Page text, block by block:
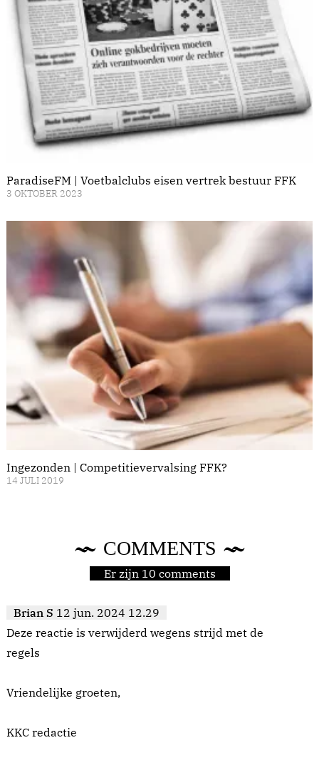
ParadiseFM | Voetbalclubs eisen vertrek bestuur FFK
3 OKTOBER 2023
Ingezonden | Competitievervalsing FFK?
14 JULI 2019
COMMENTS
Er zijn 10 comments
Brian S 12 jun. 2024 12.29
Deze reactie is verwijderd wegens strijd met de
regels
Vriendelijke groeten,
KKC redactie